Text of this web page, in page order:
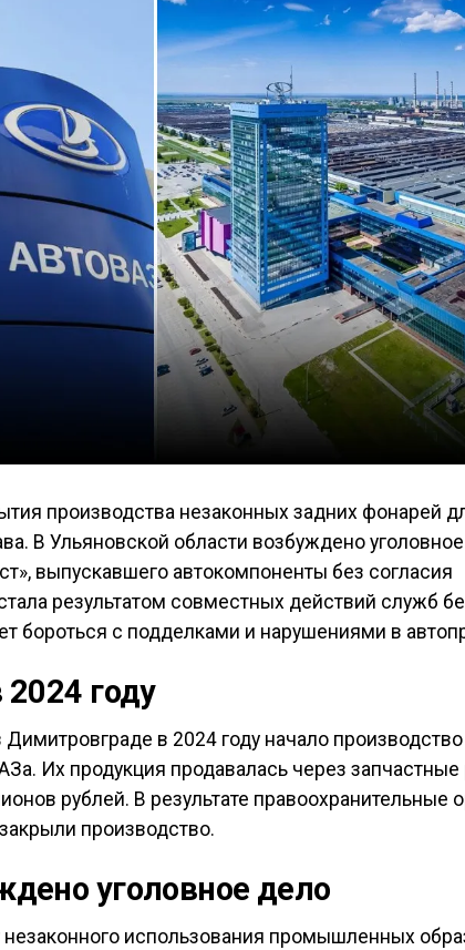
производства незаконных задних фонарей
В Ульяновской области возбуждено
выпускавшего автокомпоненты без согласия
результатом совместных действий служб
бороться с подделками и нарушениями в
году
в 2024 году начало
Их продукция продавалась через запчастные
рублей. В результате правоохранительные
производство.
уголовное дело
использования промышленных